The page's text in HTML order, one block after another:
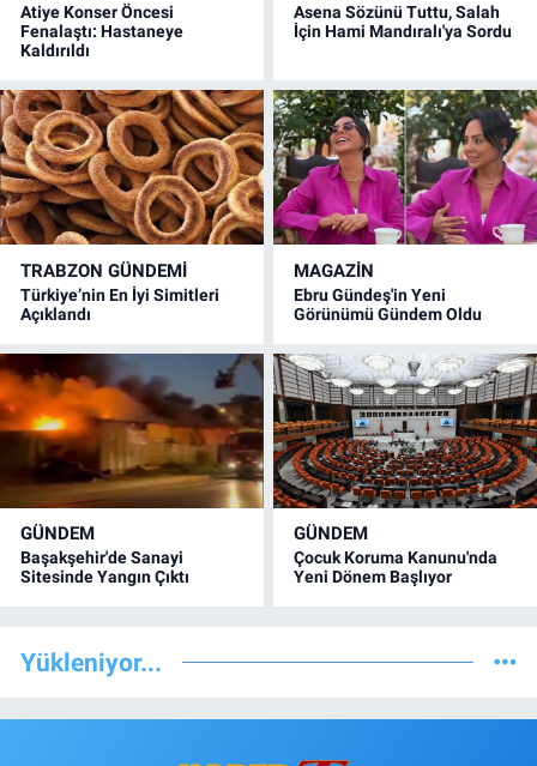
Atiye Konser Öncesi
Fenalaştı: Hastaneye
Kaldırıldı
Asena Sözünü Tuttu, Salah
İçin Hami Mandıralı'ya Sordu
TRABZON GÜNDEMİ
Türkiye’nin En İyi Simitleri
Açıklandı
MAGAZİN
Ebru Gündeş'in Yeni
Görünümü Gündem Oldu
GÜNDEM
Başakşehir'de Sanayi
Sitesinde Yangın Çıktı
GÜNDEM
Çocuk Koruma Kanunu'nda
Yeni Dönem Başlıyor
Yükleniyor...